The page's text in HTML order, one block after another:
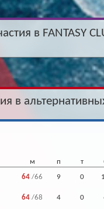
в FANTASY
в
м п т
64 /66 9 0
64 /68 4 0